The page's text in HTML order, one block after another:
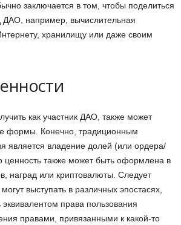
заключается в том, чтобы поделиться
ДАО, например, вычислительная
хранилищу или даже своим
как участник ДАО, также может
формы. Конечно, традиционным
является владение долей (или ордера/
ценность также может быть оформлена в
наград или криптовалюты. Следует
выступать в различных эпостасях,
эквивалентом права пользования
правами, привязанными к какой-то